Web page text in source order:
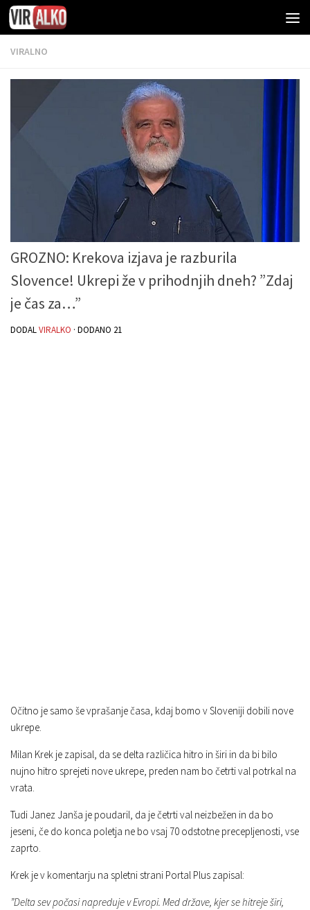
VIRALNO
GROZNO: Krekova izjava je razburila
Slovence! Ukrepi že v prihodnjih dneh? ”Zdaj
je čas za…”
DODALVIRALKO · DODANO 21
Očitno je samo še vprašanje časa, kdaj bomo v Sloveniji dobili nove
ukrepe.
Milan Krek je zapisal, da se delta različica hitro in širi in da bi bilo
nujno hitro sprejeti nove ukrepe, preden nam bo četrti val potrkal na
vrata.
Tudi Janez Janša je poudaril, da je četrti val neizbežen in da bo
jeseni, če do konca poletja ne bo vsaj 70 odstotne precepljenosti, vse
zaprto.
Krek je v komentarju na spletni strani Portal Plus zapisal:
”Delta sev počasi napreduje v Evropi. Med države, kjer se hitreje širi,